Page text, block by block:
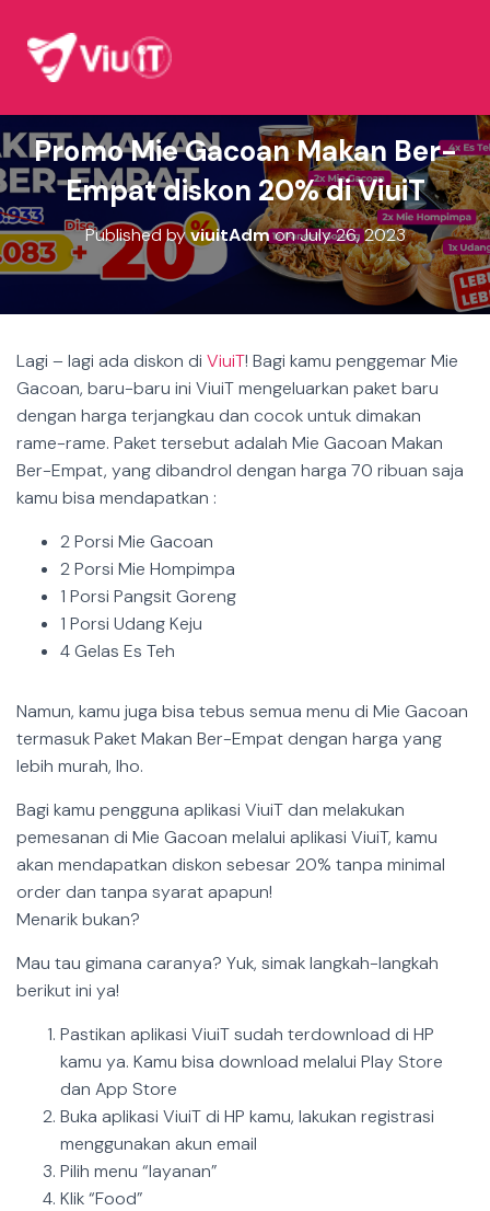
Promo Mie Gacoan Makan Ber-
Empat diskon 20% di ViuiT
Published byviuitAdmonJuly 26, 2023
Lagi – lagi ada diskon di ViuiT! Bagi kamu penggemar Mie
Gacoan, baru-baru ini ViuiT mengeluarkan paket baru
dengan harga terjangkau dan cocok untuk dimakan
rame-rame. Paket tersebut adalah Mie Gacoan Makan
Ber-Empat, yang dibandrol dengan harga 70 ribuan saja
kamu bisa mendapatkan :
2 Porsi Mie Gacoan
2 Porsi Mie Hompimpa
1 Porsi Pangsit Goreng
1 Porsi Udang Keju
4 Gelas Es Teh
Namun, kamu juga bisa tebus semua menu di Mie Gacoan
termasuk Paket Makan Ber-Empat dengan harga yang
lebih murah, lho.
Bagi kamu pengguna aplikasi ViuiT dan melakukan
pemesanan di Mie Gacoan melalui aplikasi ViuiT, kamu
akan mendapatkan diskon sebesar 20% tanpa minimal
order dan tanpa syarat apapun!
Menarik bukan?
Mau tau gimana caranya? Yuk, simak langkah-langkah
berikut ini ya!
Pastikan aplikasi ViuiT sudah terdownload di HP
kamu ya. Kamu bisa download melalui Play Store
dan App Store
Buka aplikasi ViuiT di HP kamu, lakukan registrasi
menggunakan akun email
Pilih menu “layanan”
Klik “Food”